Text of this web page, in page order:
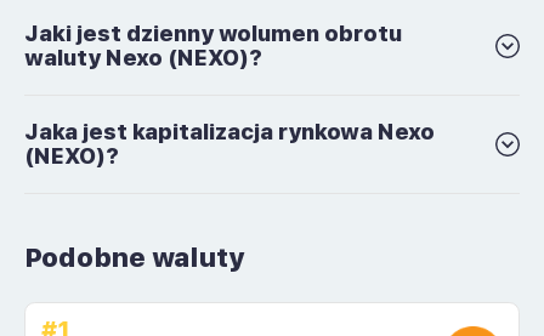
Jaki jest dzienny wolumen obrotu
waluty Nexo (NEXO)?
Jaka jest kapitalizacja rynkowa Nexo
(NEXO)?
Podobne waluty
#1